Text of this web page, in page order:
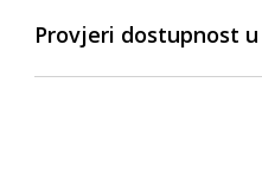
Provjeri dostupnost